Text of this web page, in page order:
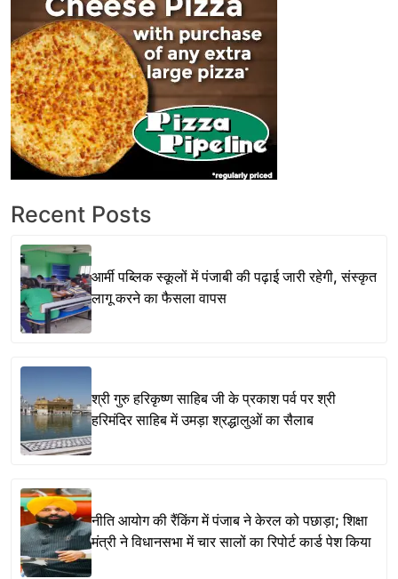
Recent Posts
आर्मी पब्लिक स्कूलों में पंजाबी की पढ़ाई जारी रहेगी, संस्कृत
लागू करने का फैसला वापस
श्री गुरु हरिकृष्ण साहिब जी के प्रकाश पर्व पर श्री
हरिमंदिर साहिब में उमड़ा श्रद्धालुओं का सैलाब
नीति आयोग की रैंकिंग में पंजाब ने केरल को पछाड़ा; शिक्षा
मंत्री ने विधानसभा में चार सालों का रिपोर्ट कार्ड पेश किया